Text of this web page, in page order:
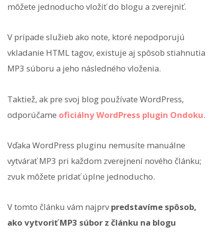
môžete jednoducho vložiť do blogu a zverejniť.
V prípade služieb ako note, ktoré nepodporujú
vkladanie HTML tagov, existuje aj spôsob stiahnutia
MP3 súboru a jeho následného vloženia.
Taktiež, ak pre svoj blog používate WordPress,
odporúčame oficiálny WordPress plugin Ondoku.
Vďaka WordPress pluginu nemusíte manuálne
vytvárať MP3 pri každom zverejnení nového článku;
zvuk môžete pridať úplne jednoducho.
V tomto článku vám najprvpredstavíme spôsob,
ako vytvoriť MP3 súbor z článku na blogu